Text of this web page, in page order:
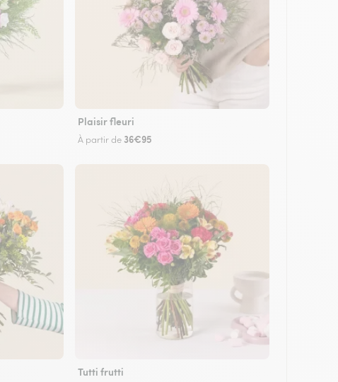
Plaisir fleuri
À partir de 36€95
Tutti frutti